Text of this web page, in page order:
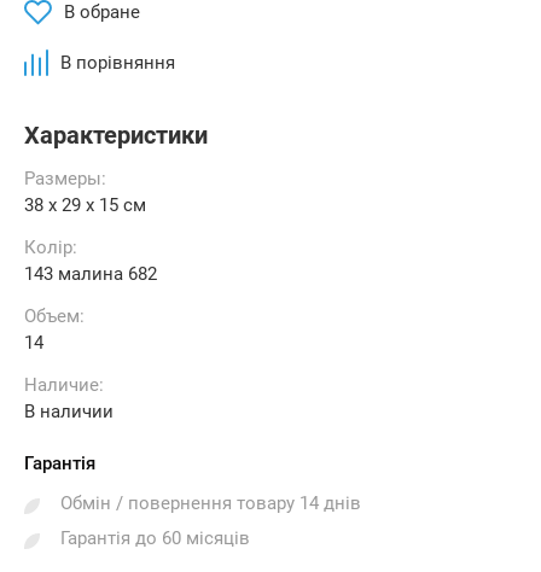
В обране
В порівняння
Характеристики
Размеры:
38 x 29 x 15 см
Колір:
143 малина 682
Объем:
14
Наличие:
В наличии
Гарантія
Обмін / повернення товару 14 днів
Гарантія до 60 місяців